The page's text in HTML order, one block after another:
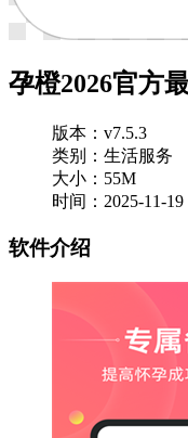
孕橙2026官方
版本：v7.5.3
类别：生活服务
大小：55M
时间：2025-11-19
软件介绍